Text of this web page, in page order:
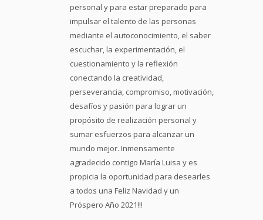
personal y para estar preparado para
impulsar el talento de las personas
mediante el autoconocimiento, el saber
escuchar, la experimentación, el
cuestionamiento y la reflexión
conectando la creatividad,
perseverancia, compromiso, motivación,
desafíos y pasión para lograr un
propósito de realización personal y
sumar esfuerzos para alcanzar un
mundo mejor. Inmensamente
agradecido contigo María Luisa y es
propicia la oportunidad para desearles
a todos una Feliz Navidad y un
Próspero Año 2021!!!